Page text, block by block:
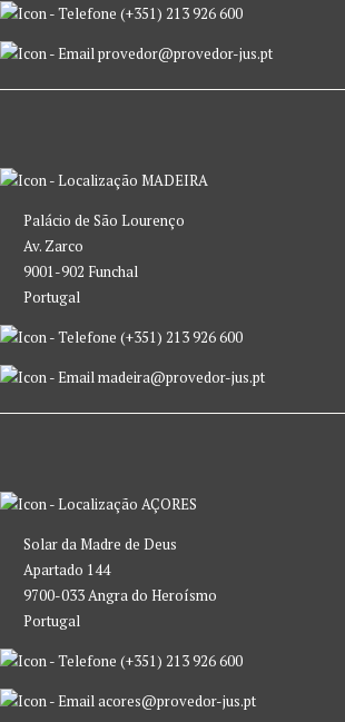
(+351) 213 926 600
provedor@provedor-jus.pt
MADEIRA
Palácio de São Lourenço
Av. Zarco
9001-902 Funchal
Portugal
(+351) 213 926 600
madeira@provedor-jus.pt
AÇORES
Solar da Madre de Deus
Apartado 144
9700-033 Angra do Heroísmo
Portugal
(+351) 213 926 600
acores@provedor-jus.pt